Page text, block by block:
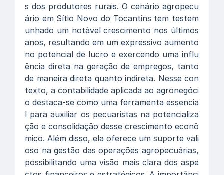
s dos produtores rurais. O cenário agropecu
ário em Sítio Novo do Tocantins tem testem
unhado um notável crescimento nos últimos
anos, resultando em um expressivo aumento
no potencial de lucro e exercendo uma influ
ência direta na geração de empregos, tanto
de maneira direta quanto indireta. Nesse con
texto, a contabilidade aplicada ao agronegóci
o destaca-se como uma ferramenta essencia
l para auxiliar os pecuaristas na potencializa
ção e consolidação desse crescimento econô
mico. Além disso, ela oferece um suporte vali
oso na gestão das operações agropecuárias,
possibilitando uma visão mais clara dos aspe